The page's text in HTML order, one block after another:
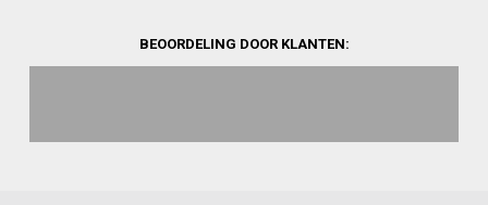
BEOORDELING DOOR KLANTEN: